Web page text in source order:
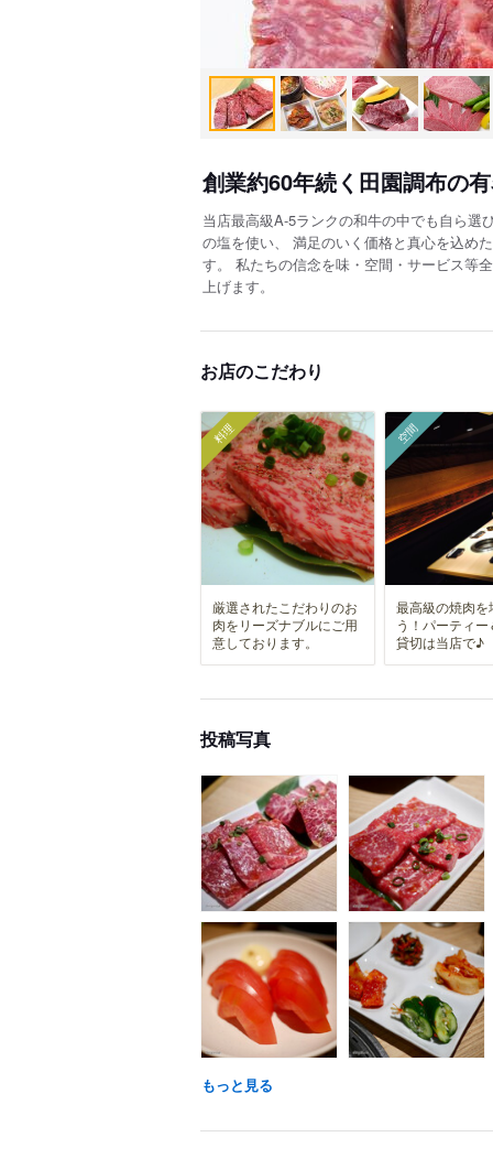
創業約60年続く田園調布の
当店最高級A-5ランクの和牛の中でも自ら
の塩を使い、 満足のいく価格と真心を込め
す。 私たちの信念を味・空間・サービス等
上げます。
お店のこだわり
料理
厳選されたこだわりのお
肉をリーズナブルにご用
意しております。
空間
最高級の焼肉を
う！パーティ
貸切は当店で♪
投稿写真
もっと見る